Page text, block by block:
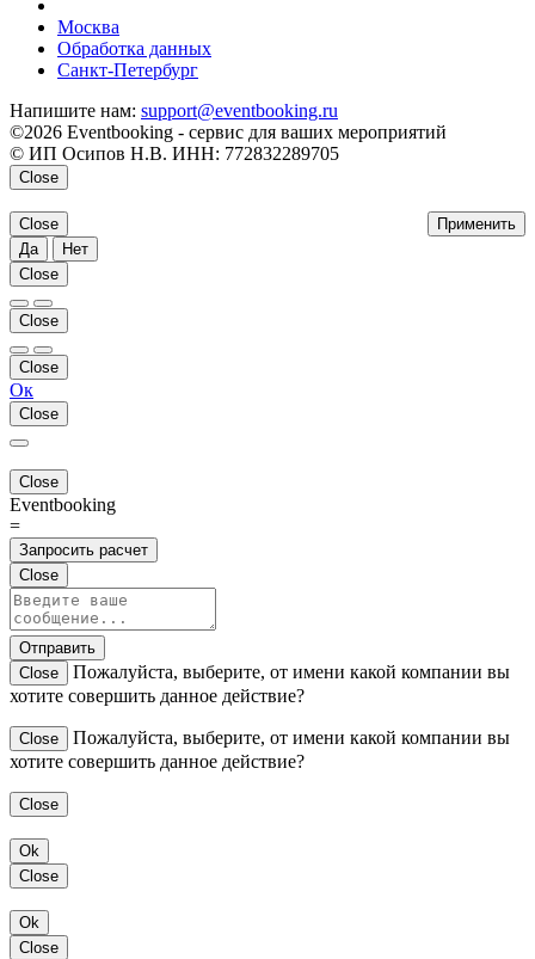
Москва
Обработка данных
Санкт-Петербург
Напишите нам: support@eventbooking.ru
©2026 Eventbooking - сервис для ваших мероприятий
© ИП Осипов Н.В. ИНН: 772832289705
Close
Применить
Close
Да
Нет
Close
Close
Close
Ок
Close
Close
Eventbooking
=
Запросить расчет
Close
Отправить
Close
Пожалуйста, выберите, от имени какой компании вы
хотите совершить данное действие?
Close
Пожалуйста, выберите, от имени какой компании вы
хотите совершить данное действие?
Close
Ok
Close
Ok
Close